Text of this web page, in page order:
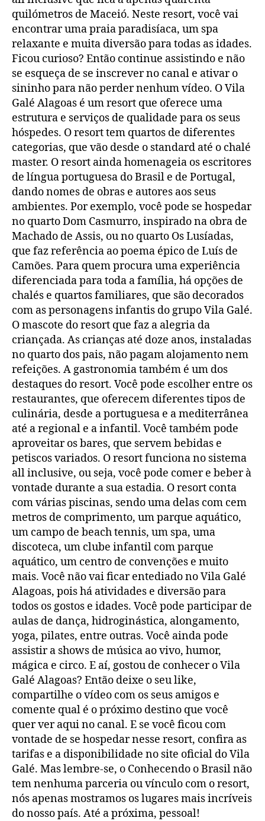
quilómetros de Maceió. Neste resort, você vai
encontrar uma praia paradisíaca, um spa
relaxante e muita diversão para todas as idades.
Ficou curioso? Então continue assistindo e não
se esqueça de se inscrever no canal e ativar o
sininho para não perder nenhum vídeo. O Vila
Galé Alagoas é um resort que oferece uma
estrutura e serviços de qualidade para os seus
hóspedes. O resort tem quartos de diferentes
categorias, que vão desde o standard até o chalé
master. O resort ainda homenageia os escritores
de língua portuguesa do Brasil e de Portugal,
dando nomes de obras e autores aos seus
ambientes. Por exemplo, você pode se hospedar
no quarto Dom Casmurro, inspirado na obra de
Machado de Assis, ou no quarto Os Lusíadas,
que faz referência ao poema épico de Luís de
Camões. Para quem procura uma experiência
diferenciada para toda a família, há opções de
chalés e quartos familiares, que são decorados
com as personagens infantis do grupo Vila Galé.
O mascote do resort que faz a alegria da
criançada. As crianças até doze anos, instaladas
no quarto dos pais, não pagam alojamento nem
refeições. A gastronomia também é um dos
destaques do resort. Você pode escolher entre os
restaurantes, que oferecem diferentes tipos de
culinária, desde a portuguesa e a mediterrânea
até a regional e a infantil. Você também pode
aproveitar os bares, que servem bebidas e
petiscos variados. O resort funciona no sistema
all inclusive, ou seja, você pode comer e beber à
vontade durante a sua estadia. O resort conta
com várias piscinas, sendo uma delas com cem
metros de comprimento, um parque aquático,
um campo de beach tennis, um spa, uma
discoteca, um clube infantil com parque
aquático, um centro de convenções e muito
mais. Você não vai ficar entediado no Vila Galé
Alagoas, pois há atividades e diversão para
todos os gostos e idades. Você pode participar de
aulas de dança, hidroginástica, alongamento,
yoga, pilates, entre outras. Você ainda pode
assistir a shows de música ao vivo, humor,
mágica e circo. E aí, gostou de conhecer o Vila
Galé Alagoas? Então deixe o seu like,
compartilhe o vídeo com os seus amigos e
comente qual é o próximo destino que você
quer ver aqui no canal. E se você ficou com
vontade de se hospedar nesse resort, confira as
tarifas e a disponibilidade no site oficial do Vila
Galé. Mas lembre-se, o Conhecendo o Brasil não
tem nenhuma parceria ou vínculo com o resort,
nós apenas mostramos os lugares mais incríveis
do nosso país. Até a próxima, pessoal!